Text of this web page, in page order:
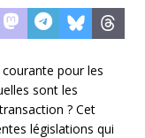
pour les
sont les
? Cet
législations qui